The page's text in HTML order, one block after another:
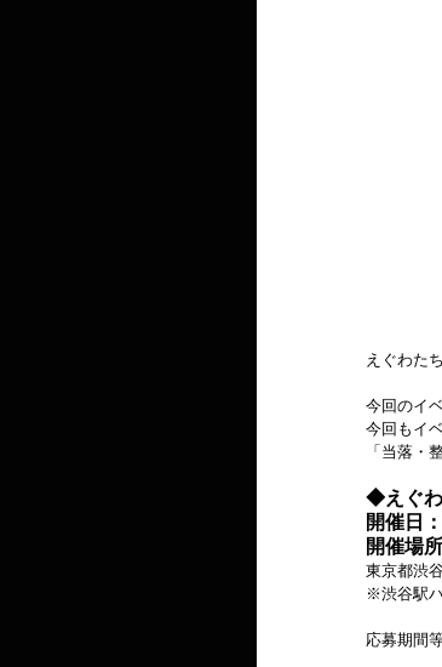
えぐわた
今回のイ
今回もイ
「当落・
◆えぐわ
開催日
開催場
東京都渋
※渋谷駅
応募期間